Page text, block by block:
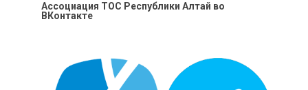
Ассоциация ТОС Республики Алтай во
ВКонтакте